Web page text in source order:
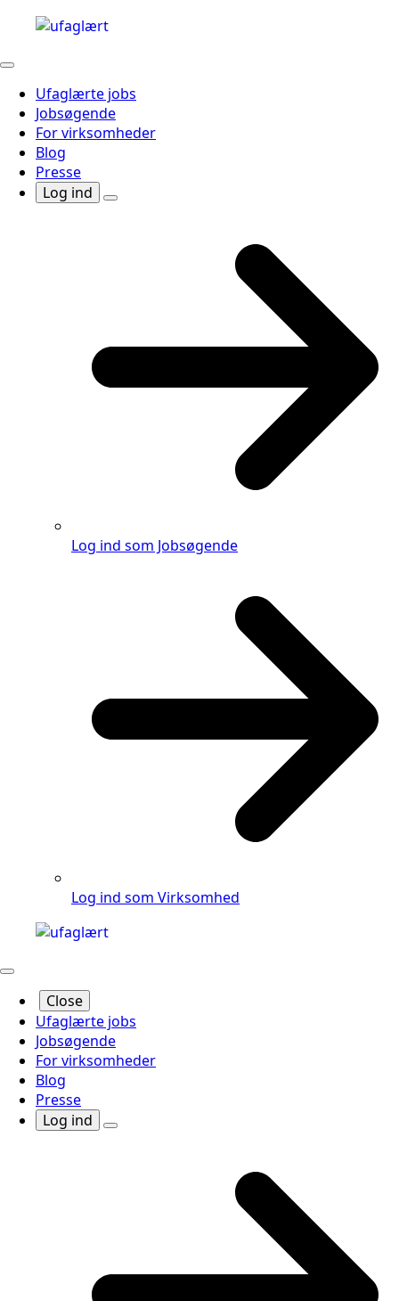
Ufaglærte jobs
Jobsøgende
For virksomheder
Blog
Presse
Log ind
Log ind som Jobsøgende
Log ind som Virksomhed
Close
Ufaglærte jobs
Jobsøgende
For virksomheder
Blog
Presse
Log ind